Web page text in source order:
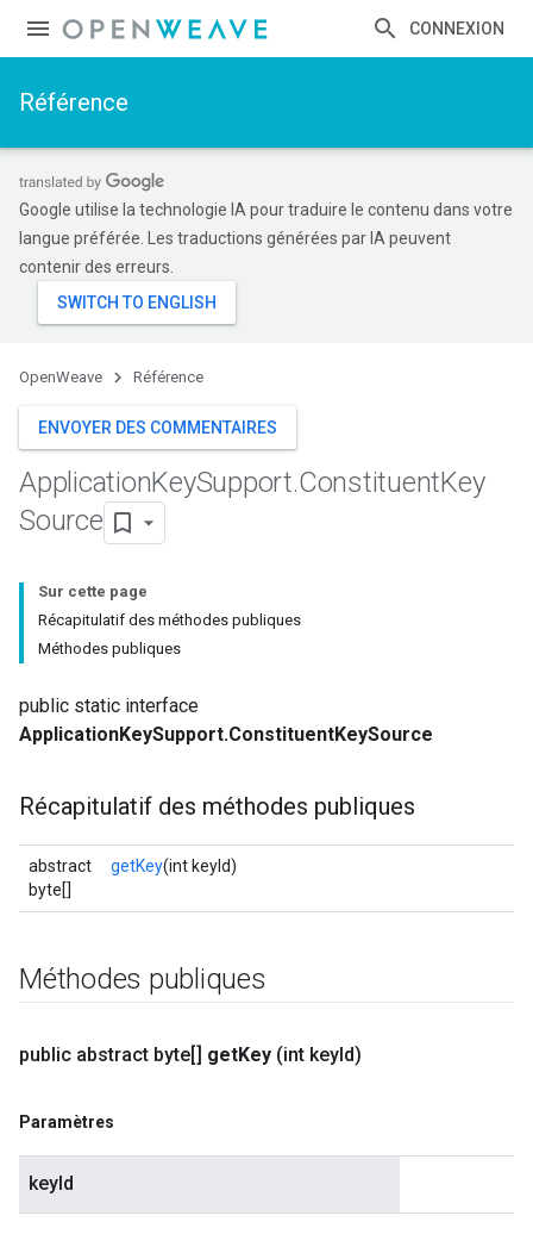
CONNEXION
Référence
Google utilise la technologie IA pour traduire le contenu dans votre
langue préférée. Les traductions générées par IA peuvent
contenir des erreurs.
OpenWeave Référence
ENVOYER DES COMMENTAIRES
ApplicationKeySupport.ConstituentKey
Source
Sur cette page
Récapitulatif des méthodes publiques
Méthodes publiques
public static interface
ApplicationKeySupport.ConstituentKeySource
Récapitulatif des méthodes publiques
abstract
byte[]
getKey(int keyId)
Méthodes publiques
public abstract byte[] getKey (int keyId)
Paramètres
keyId